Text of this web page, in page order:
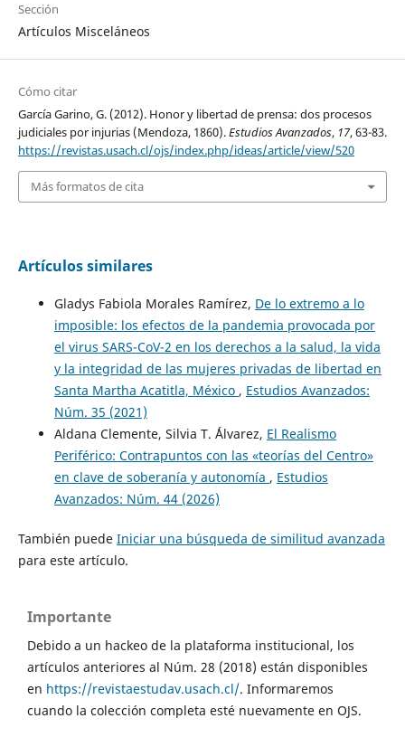
Sección
Artículos Misceláneos
Cómo citar
García Garino, G. (2012). Honor y libertad de prensa: dos procesos
judiciales por injurias (Mendoza, 1860).Estudios Avanzados, 17, 63-83.
https://revistas.usach.cl/ojs/index.php/ideas/article/view/520
Más formatos de cita
Artículos similares
Gladys Fabiola Morales Ramírez, De lo extremo a lo
imposible: los efectos de la pandemia provocada por
el virus SARS-CoV-2 en los derechos a la salud, la vida
y la integridad de las mujeres privadas de libertad en
Santa Martha Acatitla, México , Estudios Avanzados:
Núm. 35 (2021)
Aldana Clemente, Silvia T. ´Álvarez, El Realismo
Periférico: Contrapuntos con las «teorías del Centro»
en clave de soberanía y autonomía , Estudios
Avanzados: Núm. 44 (2026)
También puede Iniciar una búsqueda de similitud avanzada
para este artículo.
Importante
Debido a un hackeo de la plataforma institucional, los
artículos anteriores al Núm. 28 (2018) están disponibles
en https://revistaestudav.usach.cl/. Informaremos
cuando la colección completa esté nuevamente en OJS.